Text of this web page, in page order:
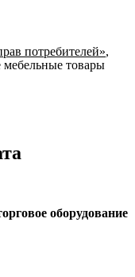
потребителей»,
мебельные товары
оборудование